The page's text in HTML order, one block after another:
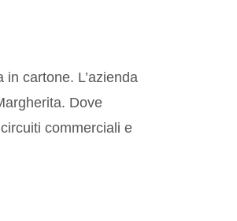
cartone. L’azienda
Dove
commerciali e